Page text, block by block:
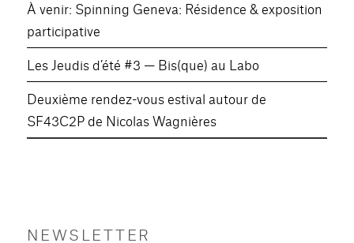
À venir: Spinning Geneva: Résidence & exposition
participative
Les Jeudis d’été #3 — Bis(que) au Labo
Deuxième rendez-vous estival autour de
SF43C2P de Nicolas Wagnières
NEWSLETTER